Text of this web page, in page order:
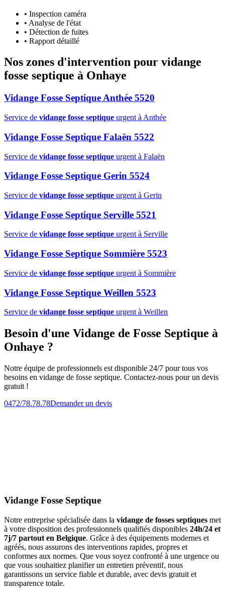
• Inspection caméra
• Analyse de l'état
• Détection de fuites
• Rapport détaillé
Nos zones d'intervention pour vidange
fosse septique à Onhaye
Vidange Fosse Septique Anthée 5520
Service de vidange fosse septique urgent à Anthée
Vidange Fosse Septique Falaën 5522
Service de vidange fosse septique urgent à Falaën
Vidange Fosse Septique Gerin 5524
Service de vidange fosse septique urgent à Gerin
Vidange Fosse Septique Serville 5521
Service de vidange fosse septique urgent à Serville
Vidange Fosse Septique Sommière 5523
Service de vidange fosse septique urgent à Sommière
Vidange Fosse Septique Weillen 5523
Service de vidange fosse septique urgent à Weillen
Besoin d'une Vidange de Fosse Septique à
Onhaye ?
Notre équipe de professionnels est disponible 24/7 pour tous vos
besoins en vidange de fosse septique. Contactez-nous pour un devis
gratuit !
0472/78.78.78Demander un devis
Vidange Fosse Septique
Notre entreprise spécialisée dans la vidange de fosses septiques met
à votre disposition des professionnels qualifiés disponibles 24h/24 et
7j/7 partout en Belgique. Grâce à des équipements modernes et
agréés, nous assurons des interventions rapides, propres et
conformes aux normes. Que vous soyez confronté à une urgence ou
que vous souhaitiez planifier un entretien préventif, nous
garantissons un service fiable et durable, avec devis gratuit et
transparence totale.